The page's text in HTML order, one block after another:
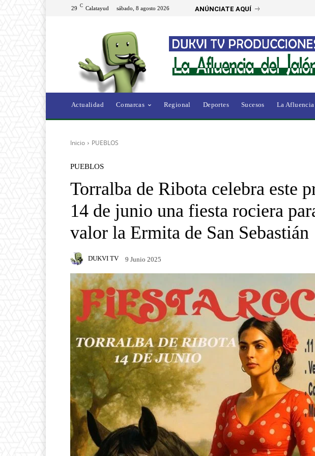
29 C Calatayud sábado, 8 agosto 2026 ANÚNCIATE AQUÍ
Actualidad Comarcas Regional Deportes Sucesos La
Inicio PUEBLOS
PUEBLOS
Torralba de Ribota celebra este
14 de junio una fiesta rociera
valor la Ermita de San Sebastián
DUKVI TV 9 Junio 2025